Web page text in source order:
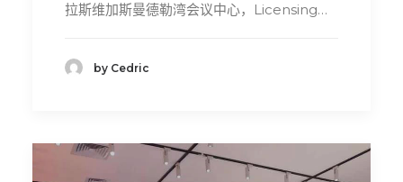
拉斯维加斯曼德勒湾会议中心，Licensing…
by Cedric